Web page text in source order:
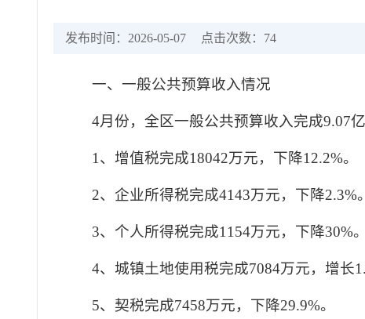
发布时间：2026-05-07 点击次数： 74
一、一般公共预算收入情况
4月份，全区一般公共预算收入完成9.07
1、增值税完成18042万元，下降12.2%。
2、企业所得税完成4143万元，下降2.3%。
3、个人所得税完成1154万元，下降30%。
4、城镇土地使用税完成7084万元，增长
5、契税完成7458万元，下降29.9%。